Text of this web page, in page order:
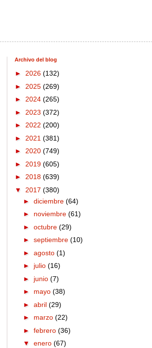
Archivo del blog
► 2026 (132)
► 2025 (269)
► 2024 (265)
► 2023 (372)
► 2022 (200)
► 2021 (381)
► 2020 (749)
► 2019 (605)
► 2018 (639)
▼ 2017 (380)
► diciembre (64)
► noviembre (61)
► octubre (29)
► septiembre (10)
► agosto (1)
► julio (16)
► junio (7)
► mayo (38)
► abril (29)
► marzo (22)
► febrero (36)
▼ enero (67)